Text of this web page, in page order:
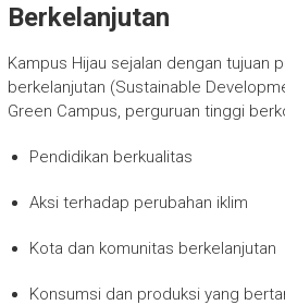
Berkelanjutan
Kampus Hijau sejalan dengan tujuan
berkelanjutan (Sustainable
Green Campus, perguruan tinggi
Pendidikan berkualitas
Aksi terhadap perubahan iklim
Kota dan komunitas berkelanjutan
Konsumsi dan produksi yang